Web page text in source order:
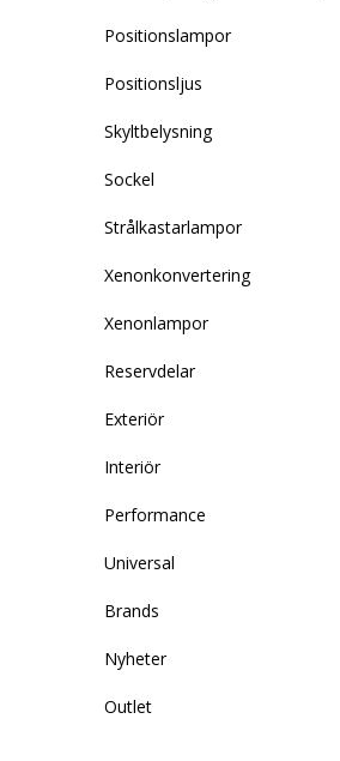
Positionslampor
Positionsljus
Skyltbelysning
Sockel
Strålkastarlampor
Xenonkonvertering
Xenonlampor
Reservdelar
Exteriör
Interiör
Performance
Universal
Brands
Nyheter
Outlet